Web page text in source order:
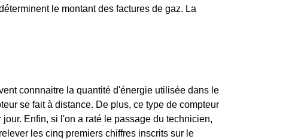
le montant des factures de gaz. La
connnaitre la quantité d'énergie utilisée dans le
se fait à distance. De plus, ce type de compteur
Enfin, si l'on a raté le passage du technicien,
les cinq premiers chiffres inscrits sur le